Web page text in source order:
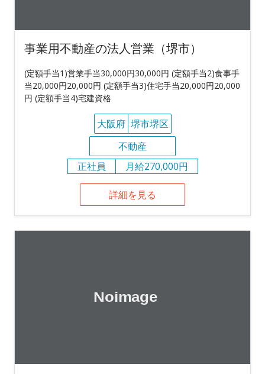
事業用不動産の法人営業（堺市）
(定額手当1)営業手当30,000円30,000円 (定額手当2)食事手
当20,000円20,000円 (定額手当3)住宅手当20,000円20,000
円 (定額手当4)宅建資格
大阪府 堺市堺区
不動産
正社員
月給270,000円
詳細を見る